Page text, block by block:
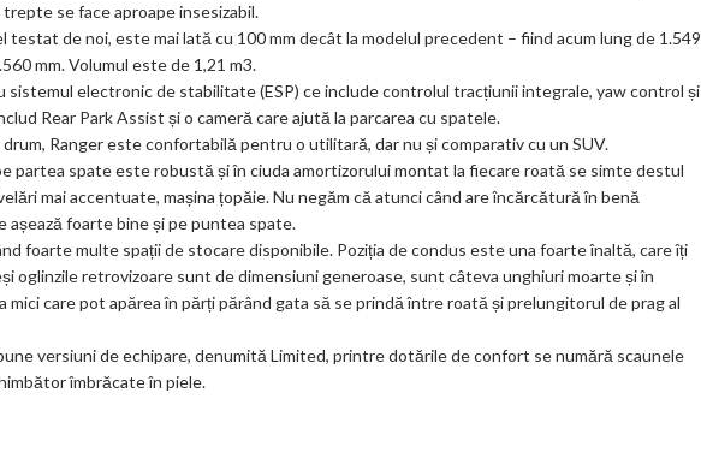
se face aproape insesizabil.
testat de noi, este mai lată cu 100 mm decât la modelul precedent – fiind acum lung de 1.549
mm. Volumul este de 1,21 m3.
sistemul electronic de stabilitate (ESP) ce include controlul tracțiunii integrale, yaw control și
Rear Park Assist și o cameră care ajută la parcarea cu spatele.
Ranger este confortabilă pentru o utilitară, dar nu și comparativ cu un SUV.
partea spate este robustă și în ciuda amortizorului montat la fiecare roată se simte destul
mai accentuate, mașina țopăie. Nu negăm că atunci când are încărcătură în benă
așează foarte bine și pe puntea spate.
foarte multe spații de stocare disponibile. Poziția de condus este una foarte înaltă, care îți
oglinzile retrovizoare sunt de dimensiuni generoase, sunt câteva unghiuri moarte și în
mici care pot apărea în părți părând gata să se prindă între roată și prelungitorul de prag al
versiuni de echipare, denumită Limited, printre dotările de confort se numără scaunele
îmbrăcate în piele.